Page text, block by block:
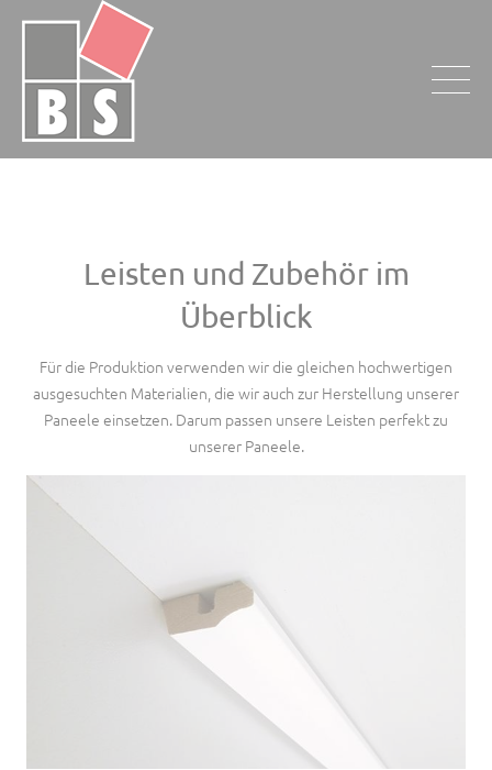
Leisten und Zubehör im
Überblick
Für die Produktion verwenden wir die gleichen hochwertigen
ausgesuchten Materialien, die wir auch zur Herstellung unserer
Paneele einsetzen. Darum passen unsere Leisten perfekt zu
unserer Paneele.